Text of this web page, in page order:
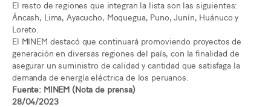
El resto de regiones que integran la lista son las siguientes:
Áncash, Lima, Ayacucho, Moquegua, Puno, Junín, Huánuco y
Loreto.
El MINEM destacó que continuará promoviendo proyectos de
generación en diversas regiones del país, con la finalidad de
asegurar un suministro de calidad y cantidad que satisfaga la
demanda de energía eléctrica de los peruanos.
Fuente: MINEM (Nota de prensa)
28/04/2023